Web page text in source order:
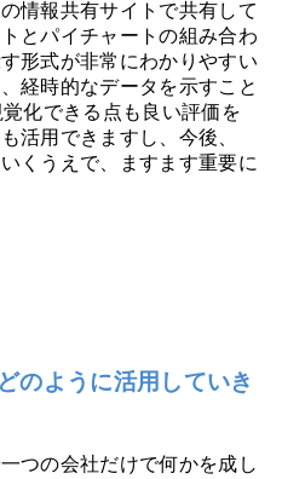
情報共有サイトで共有して
とパイチャートの組み合わ
形式が非常にわかりやすい
経時的なデータを示すこと
化できる点も良い評価を
活用できますし、今後、
くうえで、ますます重要に
のように活用していき
つの会社だけで何かを成し